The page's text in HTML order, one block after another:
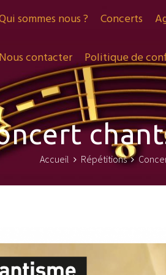
sommes nous ? Concerts
Nous contacter Politique de
Accueil Répétitions